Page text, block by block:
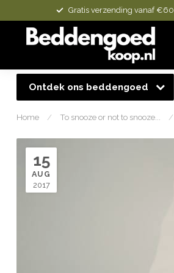
Gratis verzending vanaf €60
Ontdek ons beddengoed
Home / To snooze or not to snooze... /
15
AUG
2017